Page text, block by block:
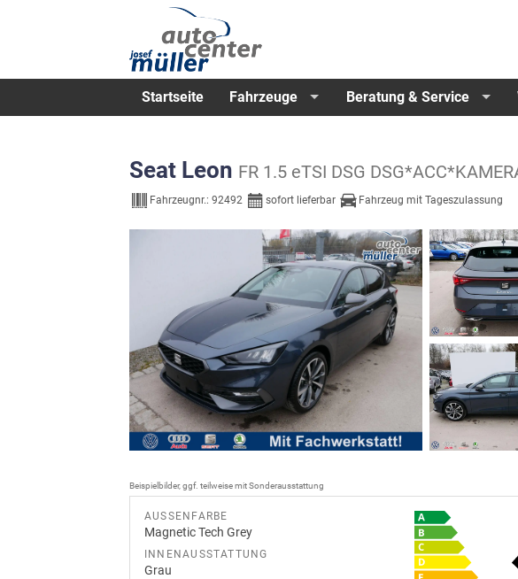
Startseite Fahrzeuge Beratung & Service
Seat Leon FR 1.5 eTSI DSG
Fahrzeugnr.: 92492 sofort lieferbar Fahrzeug mit Tageszulassung
Beispielbilder, ggf. teilweise mit Sonderausstattung
AUSSENFARBE
Magnetic Tech Grey
INNENAUSSTATTUNG
Grau